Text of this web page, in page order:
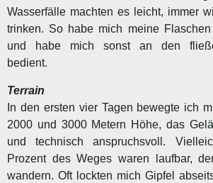
Wasserfälle machten es leicht, immer
trinken. So habe mich meine
und habe mich sonst an den
bedient.
Terrain
In den ersten vier Tagen bewegte ich
2000 und 3000 Metern Höhe, das
und technisch anspruchsvoll.
Prozent des Weges waren laufbar,
wandern. Oft lockten mich Gipfel